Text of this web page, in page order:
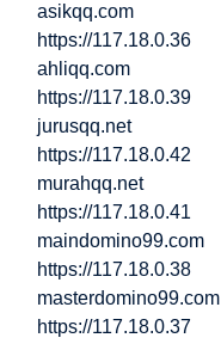
asikqq.com
https://117.18.0.36
ahliqq.com
https://117.18.0.39
jurusqq.net
https://117.18.0.42
murahqq.net
https://117.18.0.41
maindomino99.com
https://117.18.0.38
masterdomino99.com
https://117.18.0.37